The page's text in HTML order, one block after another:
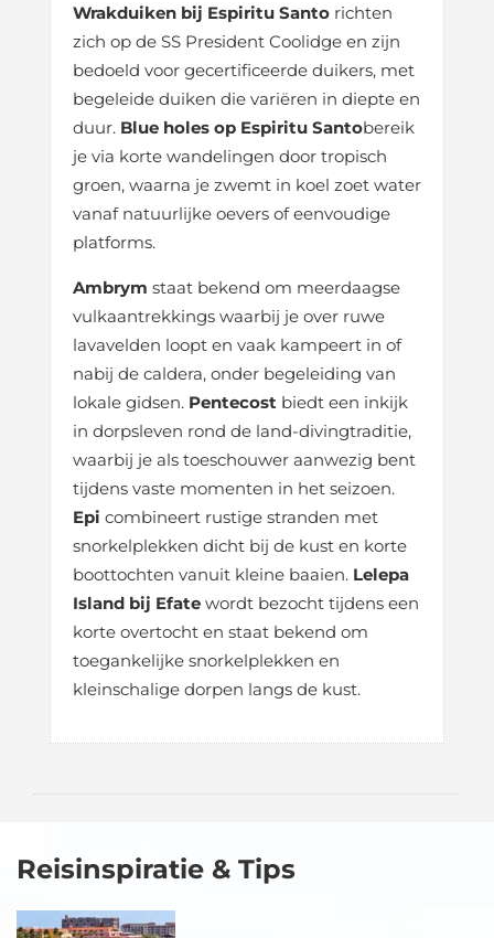
Wrakduiken bij Espiritu Santo richten
zich op de SS President Coolidge en zijn
bedoeld voor gecertificeerde duikers, met
begeleide duiken die variëren in diepte en
duur. Blue holes op Espiritu Santobereik
je via korte wandelingen door tropisch
groen, waarna je zwemt in koel zoet water
vanaf natuurlijke oevers of eenvoudige
platforms.
Ambrym staat bekend om meerdaagse
vulkaantrekkings waarbij je over ruwe
lavavelden loopt en vaak kampeert in of
nabij de caldera, onder begeleiding van
lokale gidsen. Pentecost biedt een inkijk
in dorpsleven rond de land-divingtraditie,
waarbij je als toeschouwer aanwezig bent
tijdens vaste momenten in het seizoen.
Epi combineert rustige stranden met
snorkelplekken dicht bij de kust en korte
boottochten vanuit kleine baaien. Lelepa
Island bij Efate wordt bezocht tijdens een
korte overtocht en staat bekend om
toegankelijke snorkelplekken en
kleinschalige dorpen langs de kust.
Reisinspiratie & Tips